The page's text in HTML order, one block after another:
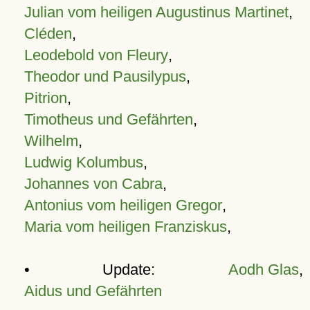
Julian vom heiligen Augustinus Martinet,
Cléden,
Leodebold von Fleury,
Theodor und Pausilypus,
Pitrion,
Timotheus und Gefährten,
Wilhelm,
Ludwig Kolumbus,
Johannes von Cabra,
Antonius vom heiligen Gregor,
Maria vom heiligen Franziskus,
• Update: Aodh Glas,
Aidus und Gefährten